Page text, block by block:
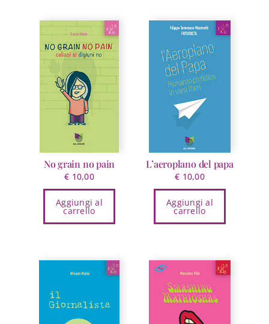
No grain no pain
€ 10,00
Aggiungi al
carrello
L’aeroplano del papa
€ 10,00
Aggiungi al
carrello